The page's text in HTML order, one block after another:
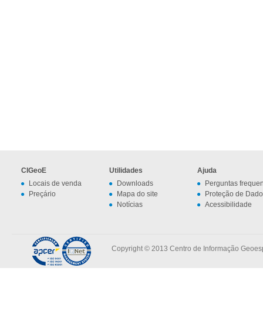
CIGeoE
Locais de venda
Preçário
Utilidades
Downloads
Mapa do site
Notícias
Ajuda
Perguntas
Proteção de
Acessibilidade
Copyright © 2013 Centro de Informação